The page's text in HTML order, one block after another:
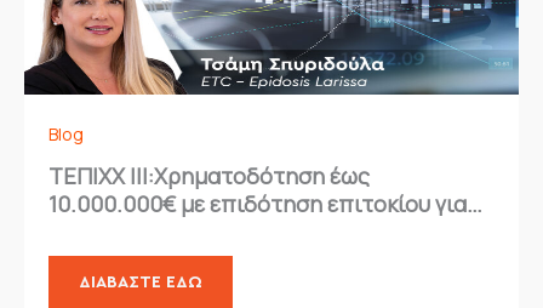
Blog
ΤΕΠΙΧΧ ΙΙΙ:Χρηματοδότηση έως
10.000.000€ με επιδότηση επιτοκίου για
ΔΙΑΒΆΣΤΕ ΕΔΏ